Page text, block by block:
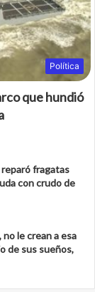
Política
que hundió
fragatas
con crudo de
no le crean a esa
de sus sueños,